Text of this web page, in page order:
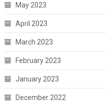
May 2023
April 2023
March 2023
February 2023
January 2023
December 2022